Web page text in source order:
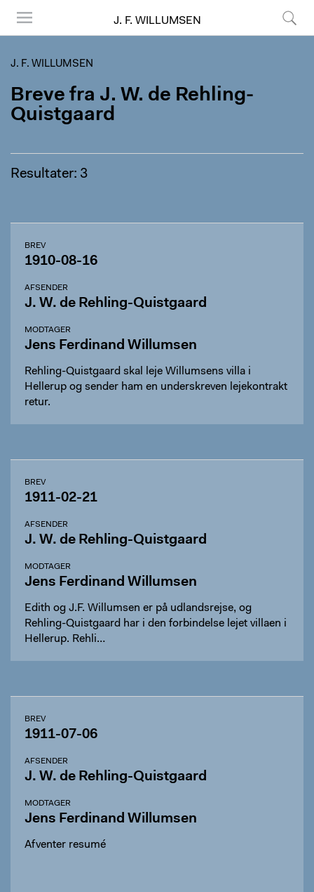
J. F. WILLUMSEN
J. F. WILLUMSEN
Breve fra J. W. de Rehling-
Quistgaard
Resultater: 3
BREV
1910-08-16
AFSENDER
J. W. de Rehling-Quistgaard
MODTAGER
Jens Ferdinand Willumsen
Rehling-Quistgaard skal leje Willumsens villa i
Hellerup og sender ham en underskreven lejekontrakt
retur.
BREV
1911-02-21
AFSENDER
J. W. de Rehling-Quistgaard
MODTAGER
Jens Ferdinand Willumsen
Edith og J.F. Willumsen er på udlandsrejse, og
Rehling-Quistgaard har i den forbindelse lejet villaen i
Hellerup. Rehli…
BREV
1911-07-06
AFSENDER
J. W. de Rehling-Quistgaard
MODTAGER
Jens Ferdinand Willumsen
Afventer resumé